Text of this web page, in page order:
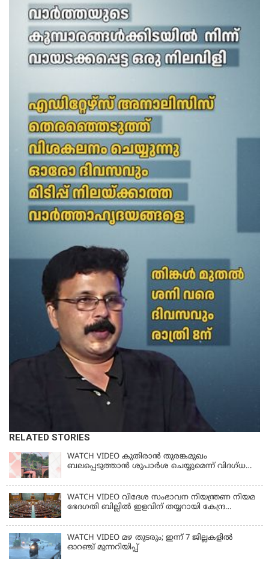
RELATED STORIES
WATCH VIDEO കുതിരാൻ തുരങ്കമുഖം
ബലപ്പെടുത്താൻ ശുപാർശ ചെയ്യുമെന്ന് വിദഗ്ധ
WATCH VIDEO വിദേശ സംഭാവന നിയന്ത്രണ നിയമ
ഭേദഗതി ബില്ലില്‍ ഇളവിന് തയ്യറായി കേന്ദ്ര
WATCH VIDEO മഴ തുടരും; ഇന്ന് 7 ജില്ലകളിൽ
ഓറഞ്ച് മുന്നറിയിപ്പ്